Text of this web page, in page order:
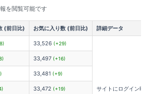
を閲覧可能です
(前日比) お気に入り数 (前日比) 詳細データ
33,526 (+29)
サイトにログイン
33,497 (+16)
33,481 (+9)
33,472 (+19)